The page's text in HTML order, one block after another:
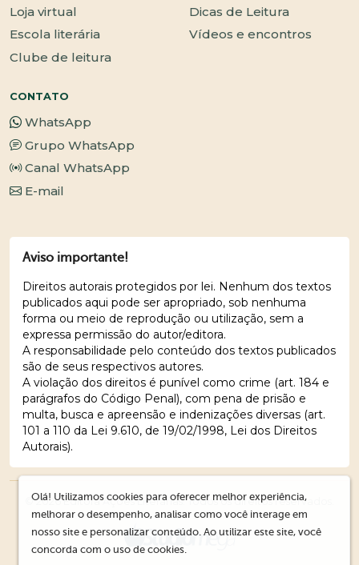
Loja virtual
Escola literária
Clube de leitura
Dicas de Leitura
Vídeos e encontros
CONTATO
WhatsApp
Grupo WhatsApp
Canal WhatsApp
E-mail
Aviso importante!
Direitos autorais protegidos por lei. Nenhum dos textos
publicados aqui pode ser apropriado, sob nenhuma
forma ou meio de reprodução ou utilização, sem a
expressa permissão do autor/editora.
A responsabilidade pelo conteúdo dos textos publicados
são de seus respectivos autores.
A violação dos direitos é punível como crime (art. 184 e
parágrafos do Código Penal), com pena de prisão e
multa, busca e apreensão e indenizações diversas (art.
101 a 110 da Lei 9.610, de 19/02/1998, Lei dos Direitos
Autorais).
© 2026 Editora Ações Literárias. Todos os direitos reservados.
Olá! Utilizamos cookies para oferecer melhor experiência,
melhorar o desempenho, analisar como você interage em
nosso site e personalizar conteúdo. Ao utilizar este site, você
concorda com o uso de cookies.